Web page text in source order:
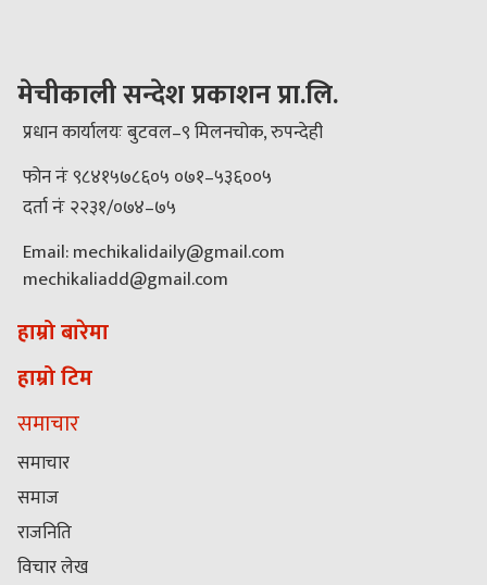
मेचीकाली सन्देश प्रकाशन प्रा.लि.
प्रधान कार्यालयः बुटवल–९ मिलनचोक, रुपन्देही
फोन नंः ९८४१५७८६०५ ०७१–५३६००५
दर्ता नंः २२३१/०७४–७५
Email: mechikalidaily@gmail.com
mechikaliadd@gmail.com
हाम्रो बारेमा
हाम्रो टिम
समाचार
समाचार
समाज
राजनिति
विचार लेख